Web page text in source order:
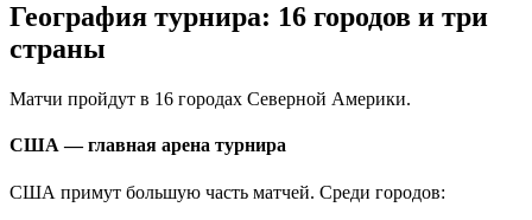
География турнира: 16 городов и три
страны
Матчи пройдут в 16 городах Северной Америки.
США — главная арена турнира
США примут большую часть матчей. Среди городов: